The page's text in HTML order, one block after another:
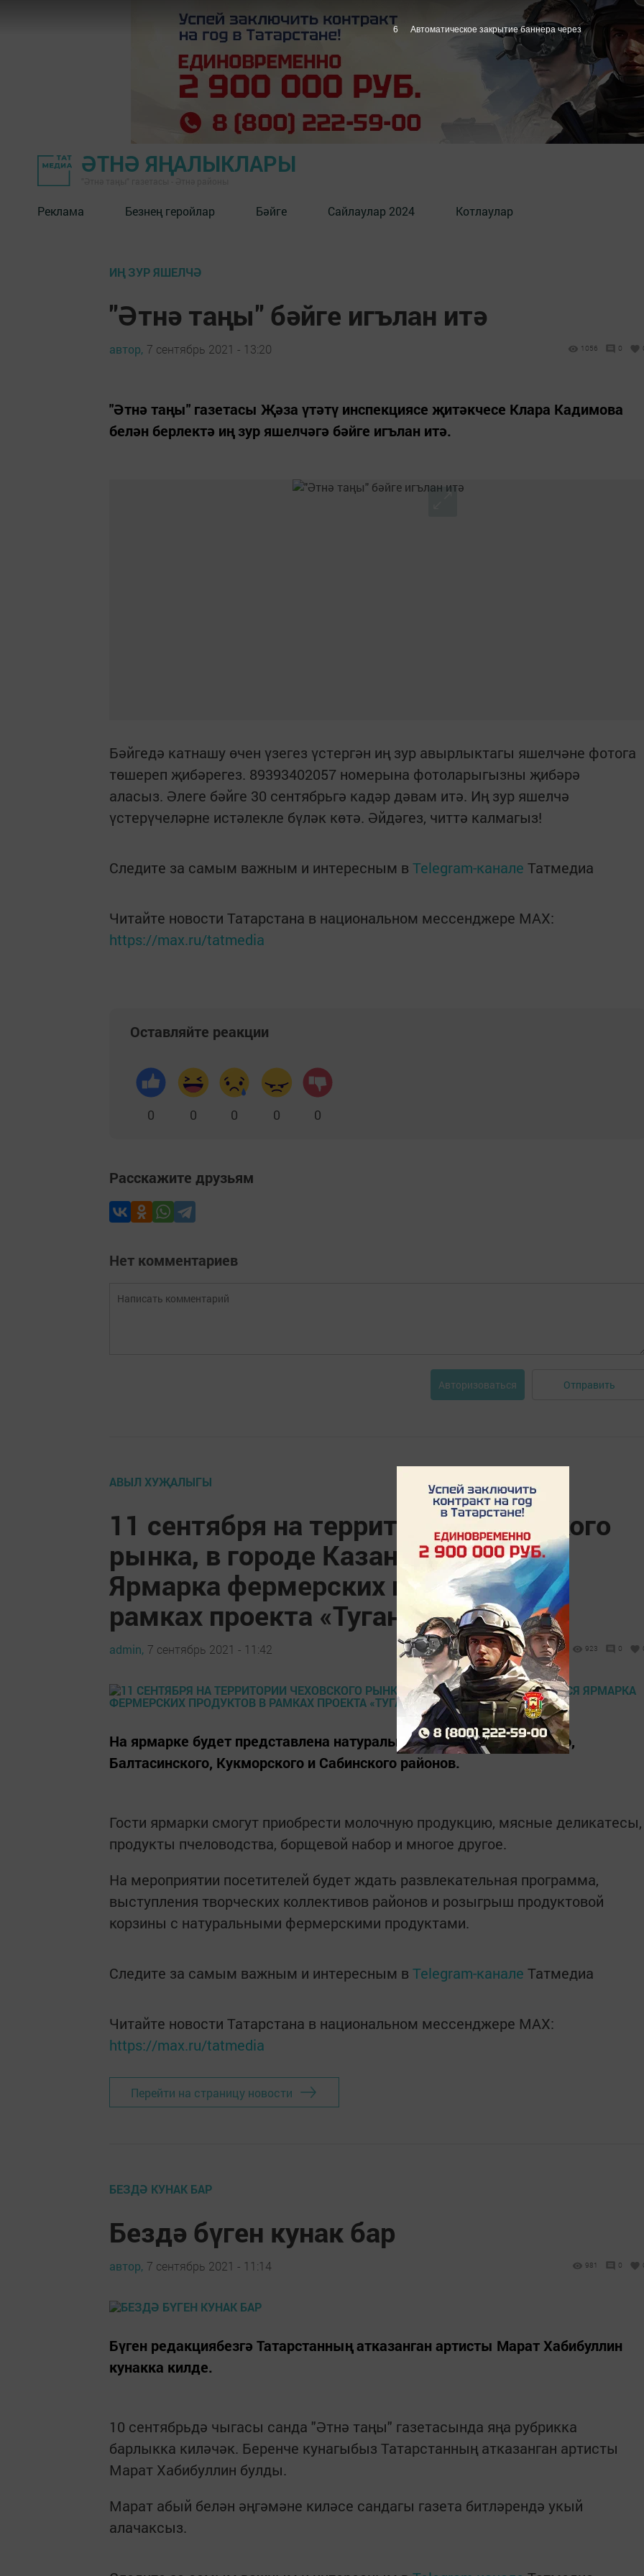
ӘТНӘ ЯҢАЛЫКЛАРЫ
Реклама Безнең геройлар Бәйге Сайлаулар 2024 Котлаулар
ИҢ ЗУР ЯШЕЛЧӘ
"Әтнә таңы" бәйге игълан итә
автор, 7 сентябрь 2021 - 13:20 1056 0
"Әтнә таңы" газетасы Җәза үтәтү инспекциясе җитәкчесе Клара Кадимова
белән берлектә иң зур яшелчәгә бәйге игълан итә.
Бәйгедә катнашу өчен үзегез үстергән иң зур авырлыктагы яшелчәне фотога
төшереп җибәрегез. 89393402057 номерына фотоларыгызны җибәрә
аласыз. Әлеге бәйге 30 сентябрьгә кадәр дәвам итә. Иң зур яшелчә
үстерүчеләрне истәлекле бүләк көтә. Әйдәгез, читтә калмагыз!
Следите за самым важным и интересным в Telegram-канале Татмедиа
Читайте новости Татарстана в национальном мессенджере MАХ:
https://max.ru/tatmedia
Оставляйте реакции
0 0 0 0 0
Расскажите друзьям
Нет комментариев
Авторизоваться Отправить
АВЫЛ ХУҖАЛЫГЫ
11 сентября на территории Чеховского
рынка, в городе Казань состоится
Ярмарка фермерских продуктов в
рамках проекта «Туган як»
admin, 7 сентябрь 2021 - 11:42 923 0
На ярмарке будет представлена натуральная продукция из Арского,
Балтасинского, Кукморского и Сабинского районов.
Гости ярмарки смогут приобрести молочную продукцию, мясные деликатесы,
продукты пчеловодства, борщевой набор и многое другое.
На мероприятии посетителей будет ждать развлекательная программа,
выступления творческих коллективов районов и розыгрыш продуктовой
корзины с натуральными фермерскими продуктами.
Следите за самым важным и интересным в Telegram-канале Татмедиа
Читайте новости Татарстана в национальном мессенджере MАХ:
https://max.ru/tatmedia
Перейти на страницу новости
БЕЗДӘ КУНАК БАР
Бездә бүген кунак бар
автор, 7 сентябрь 2021 - 11:14 981 0
Бүген редакциябезгә Татарстанның атказанган артисты Марат Хабибуллин
кунакка килде.
10 сентябрьдә чыгасы санда "Әтнә таңы" газетасында яңа рубрикка
барлыкка киләчәк. Беренче кунагыбыз Татарстанның атказанган артисты
Марат Хабибуллин булды.
Марат абый белән әңгәмәне киләсе сандагы газета битләрендә укый
алачаксыз.
5 Автоматическое закрытие баннера через